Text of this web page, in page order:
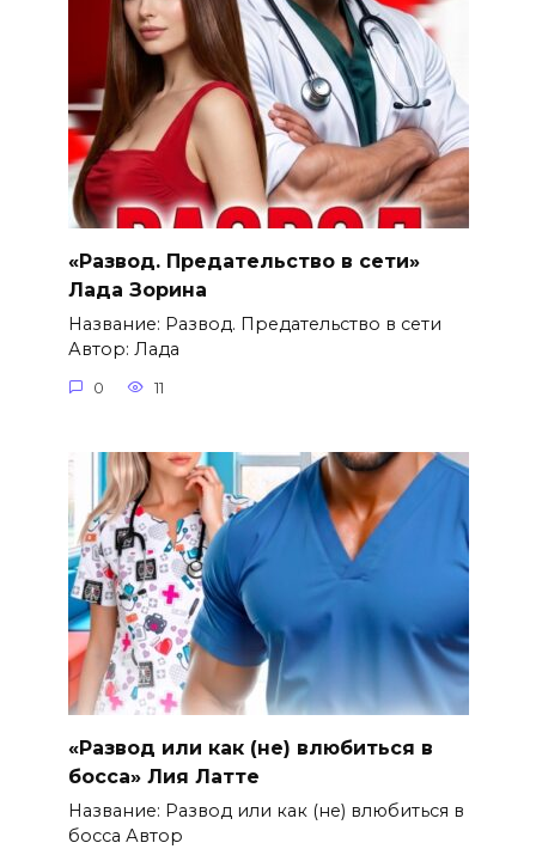
«Развод. Предательство в сети»
Лада Зорина
Название: Развод. Предательство в сети
Автор: Лада
0 11
«Развод или как (не) влюбиться в
босса» Лия Латте
Название: Развод или как (не) влюбиться в
босса Автор